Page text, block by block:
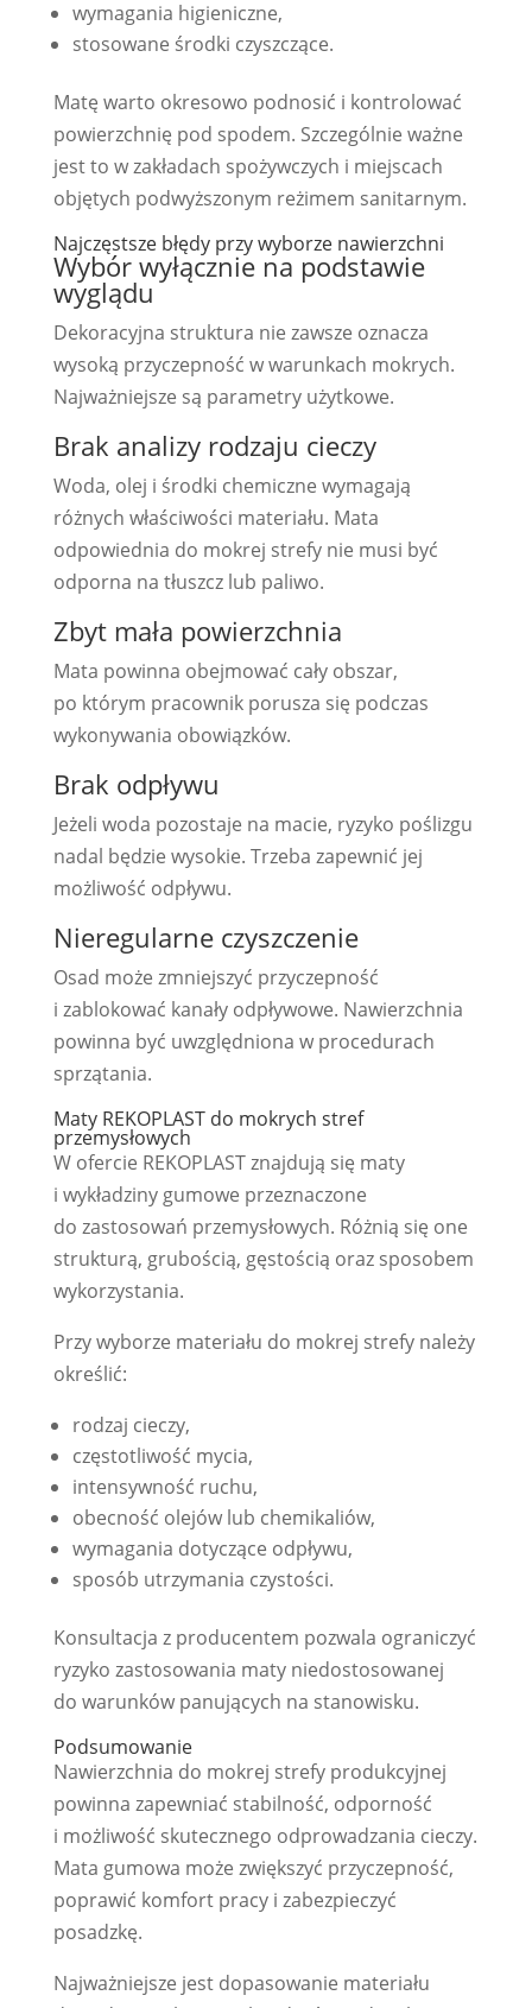
wymagania higieniczne,
stosowane środki czyszczące.
Matę warto okresowo podnosić i kontrolować
powierzchnię pod spodem. Szczególnie ważne
jest to w zakładach spożywczych i miejscach
objętych podwyższonym reżimem sanitarnym.
Najczęstsze błędy przy wyborze nawierzchni
Wybór wyłącznie na podstawie
wyglądu
Dekoracyjna struktura nie zawsze oznacza
wysoką przyczepność w warunkach mokrych.
Najważniejsze są parametry użytkowe.
Brak analizy rodzaju cieczy
Woda, olej i środki chemiczne wymagają
różnych właściwości materiału. Mata
odpowiednia do mokrej strefy nie musi być
odporna na tłuszcz lub paliwo.
Zbyt mała powierzchnia
Mata powinna obejmować cały obszar,
po którym pracownik porusza się podczas
wykonywania obowiązków.
Brak odpływu
Jeżeli woda pozostaje na macie, ryzyko poślizgu
nadal będzie wysokie. Trzeba zapewnić jej
możliwość odpływu.
Nieregularne czyszczenie
Osad może zmniejszyć przyczepność
i zablokować kanały odpływowe. Nawierzchnia
powinna być uwzględniona w procedurach
sprzątania.
Maty REKOPLAST do mokrych stref
przemysłowych
W ofercie REKOPLAST znajdują się maty
i wykładziny gumowe przeznaczone
do zastosowań przemysłowych. Różnią się one
strukturą, grubością, gęstością oraz sposobem
wykorzystania.
Przy wyborze materiału do mokrej strefy należy
określić:
rodzaj cieczy,
częstotliwość mycia,
intensywność ruchu,
obecność olejów lub chemikaliów,
wymagania dotyczące odpływu,
sposób utrzymania czystości.
Konsultacja z producentem pozwala ograniczyć
ryzyko zastosowania maty niedostosowanej
do warunków panujących na stanowisku.
Podsumowanie
Nawierzchnia do mokrej strefy produkcyjnej
powinna zapewniać stabilność, odporność
i możliwość skutecznego odprowadzania cieczy.
Mata gumowa może zwiększyć przyczepność,
poprawić komfort pracy i zabezpieczyć
posadzkę.
Najważniejsze jest dopasowanie materiału